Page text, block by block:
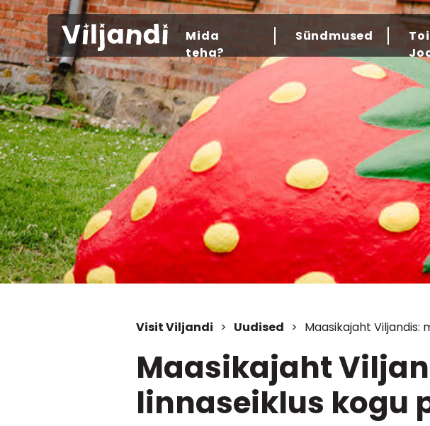
Mida
teha?
Sündmused
Visit Viljandi > Uudised > Maasikajaht Viljandis:
Maasikajaht
linnaseiklus kogu